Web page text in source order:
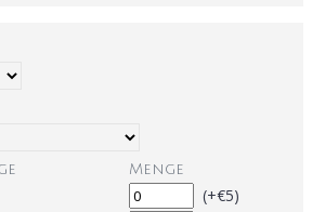
Menge
(+€5)